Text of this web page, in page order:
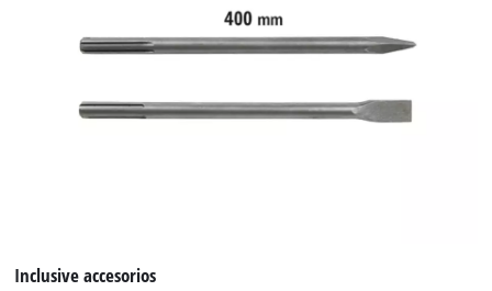
Inclusive accesorios